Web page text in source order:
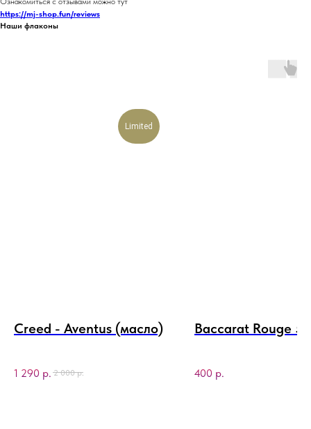
https://mj-shop.fun/reviews
Наши флаконы
Limited
Creed - Aventus (масло)
1 290 р. 2 000 р.
Baccarat Rouge
400 р.